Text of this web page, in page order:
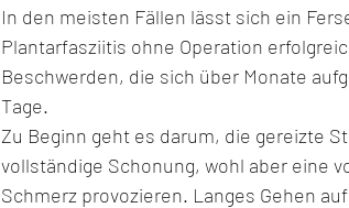
In den meisten Fällen lässt sich ein
Plantarfasziitis ohne Operation
Beschwerden, die sich über Monate
Tage.
Zu Beginn geht es darum, die gereizte
vollständige Schonung, wohl aber eine
Schmerz provozieren. Langes Gehen